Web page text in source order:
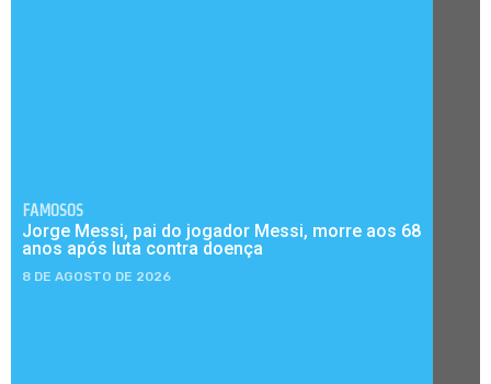
FAMOSOS
Jorge Messi, pai do jogador Messi, morre aos 68
anos após luta contra doença
8 DE AGOSTO DE 2026